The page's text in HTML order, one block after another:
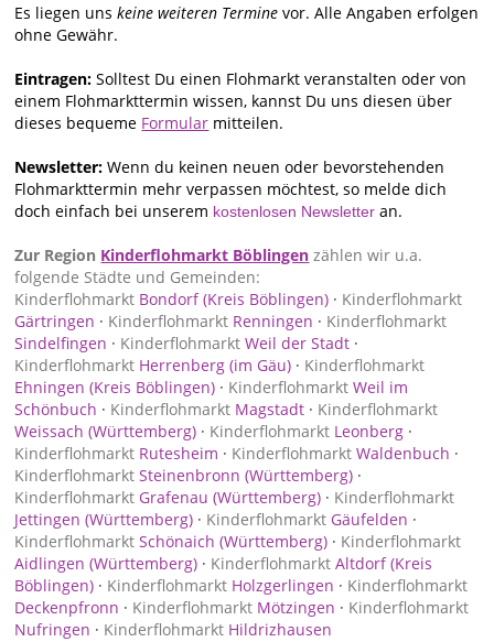
Es liegen unskeine weiteren Termine vor. Alle Angaben erfolgen
ohne Gewähr.
Eintragen:Solltest Du einen Flohmarkt veranstalten oder von
einem Flohmarkttermin wissen, kannst Du uns diesen über
dieses bequeme Formular mitteilen.
Newsletter: Wenn du keinen neuen oder bevorstehenden
Flohmarkttermin mehr verpassen möchtest, so melde dich
doch einfach bei unserem kostenlosen Newsletter an.
Zur Region Kinderflohmarkt Böblingen zählen wir u.a.
folgende Städte und Gemeinden:
Kinderflohmarkt Bondorf (Kreis Böblingen) · Kinderflohmarkt
Gärtringen · Kinderflohmarkt Renningen · Kinderflohmarkt
Sindelfingen · Kinderflohmarkt Weil der Stadt ·
Kinderflohmarkt Herrenberg (im Gäu) · Kinderflohmarkt
Ehningen (Kreis Böblingen) · Kinderflohmarkt Weil im
Schönbuch · Kinderflohmarkt Magstadt · Kinderflohmarkt
Weissach (Württemberg) · Kinderflohmarkt Leonberg ·
Kinderflohmarkt Rutesheim · Kinderflohmarkt Waldenbuch ·
Kinderflohmarkt Steinenbronn (Württemberg) ·
Kinderflohmarkt Grafenau (Württemberg) · Kinderflohmarkt
Jettingen (Württemberg) · Kinderflohmarkt Gäufelden ·
Kinderflohmarkt Schönaich (Württemberg) · Kinderflohmarkt
Aidlingen (Württemberg) · Kinderflohmarkt Altdorf (Kreis
Böblingen) · Kinderflohmarkt Holzgerlingen · Kinderflohmarkt
Deckenpfronn · Kinderflohmarkt Mötzingen · Kinderflohmarkt
Nufringen · Kinderflohmarkt Hildrizhausen